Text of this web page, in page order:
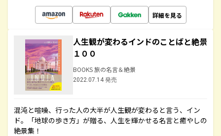
詳細を見る
人生観が変わるインドのことばと絶景
１００
BOOKS 旅の名言＆絶景
2022.07.14 発売
混沌と喧噪、行った人の大半が人生観が変わると言う、イン
ド。「地球の歩き方」が贈る、人生を輝かせる名言と癒やしの
絶景集！